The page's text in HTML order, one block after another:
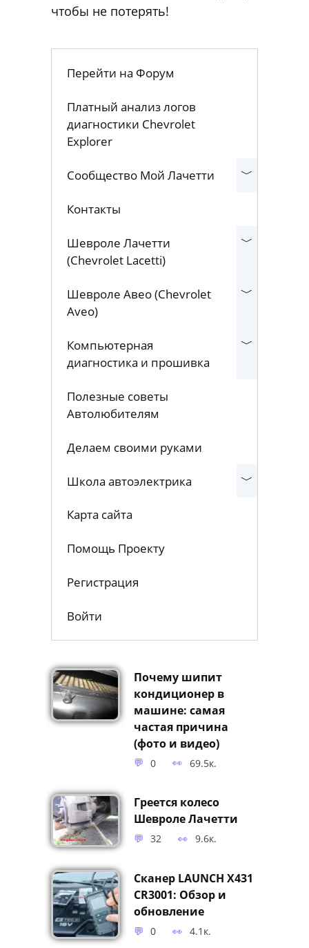
чтобы не потерять!
Перейти на Форум
Платный анализ логов
диагностики Chevrolet
Explorer
Сообщество Мой Лачетти
Контакты
Шевроле Лачетти
(Chevrolet Lacetti)
Шевроле Авео (Chevrolet
Aveo)
Компьютерная
диагностика и прошивка
Полезные советы
Автолюбителям
Делаем своими руками
Школа автоэлектрика
Карта сайта
Помощь Проекту
Регистрация
Войти
Почему шипит
кондиционер в
машине: самая
частая причина
(фото и видео)
0 69.5к.
Греется колесо
Шевроле Лачетти
32 9.6к.
Сканер LAUNCH X431
CR3001: Обзор и
обновление
0 4.1к.